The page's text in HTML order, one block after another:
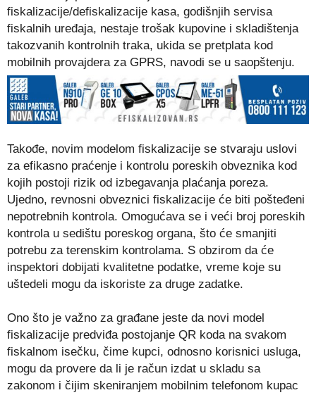
fiskalizacije/defiskalizacije kasa, godišnjih servisa
fiskalnih uređaja, nestaje trošak kupovine i skladištenja
takozvanih kontrolnih traka, ukida se pretplata kod
mobilnih provajdera za GPRS, navodi se u saopštenju.
Takođe, novim modelom fiskalizacije se stvaraju uslovi
za efikasno praćenje i kontrolu poreskih obveznika kod
kojih postoji rizik od izbegavanja plaćanja poreza.
Ujedno, revnosni obveznici fiskalizacije će biti pošteđeni
nepotrebnih kontrola. Omogućava se i veći broj poreskih
kontrola u sedištu poreskog organa, što će smanjiti
potrebu za terenskim kontrolama. S obzirom da će
inspektori dobijati kvalitetne podatke, vreme koje su
uštedeli mogu da iskoriste za druge zadatke.
Ono što je važno za građane jeste da novi model
fiskalizacije predviđa postojanje QR koda na svakom
fiskalnom isečku, čime kupci, odnosno korisnici usluga,
mogu da provere da li je račun izdat u skladu sa
zakonom i čijim skeniranjem mobilnim telefonom kupac